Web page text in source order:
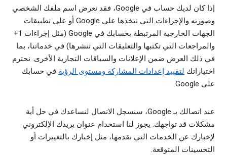
إذا كان لديك حساب في Google، فقد نعرض اسم ملفك الشخصي
وصورته والإجراءات التي تتخذها على Google أو على تطبيقات
الجهات الخارجية المرتبطة بحسابك في Google (مثل إجراءات 1+
والمراجعات التي تكتبها والتعليقات التي تنشرها) في خدماتنا، بما
في ذلك العرض ضمن الإعلانات والسياقات التجارية الأخرى. نحترم
اختياراتك لتقييد إعدادات المشاركة ومستوى الرؤية في حسابك
على Google.
عند اتصالك بـ Google، سنسجل الاتصال لنساعدك في حل أية
مشكلات قد تواجهك. يجوز لنا استخدام عنوان بريدك الإلكتروني
لإخبارك عن الخدمات التي نقدمها، مثل إخبارك بالتغييرات أو
التحسينات المتوقعة.